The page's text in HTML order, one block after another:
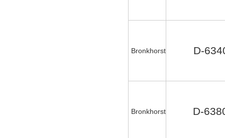
Bronkhorst D-
Bronkhorst D-